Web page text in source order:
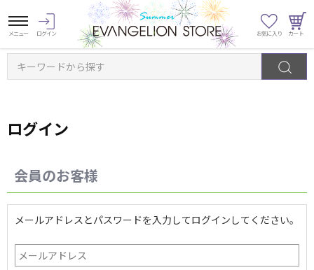
キーワードから探す
ログイン
会員のお客様
メールアドレスとパスワードを入力してログインしてください。